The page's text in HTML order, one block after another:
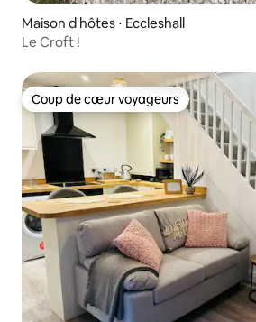
Maison d'hôtes ⋅ Eccleshall
Le Croft !
Coup de cœur voyageurs
Coup de cœur voyageurs